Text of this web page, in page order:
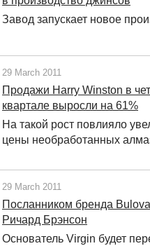
Завод запускает новое
29 March 2011
Продажи Harry Winston в
квартале выросли на 61%
На такой рост повлияло
цены необработанных
29 March 2011
Посланником бренда
Ричард Брэнсон
Основатель Virgin будет